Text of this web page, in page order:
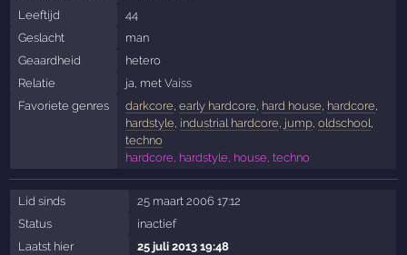
Leeftijd
44
Geslacht
man
Geaardheid
hetero
Relatie
ja, met Vaiss
Favoriete genres
darkcore early hardcore hard house hardcore
hardstyle industrial hardcore jump, oldschool
techno
hardcore, hardstyle, house, techno
Lid sinds
25 maart 2006 17:12
Status
inactief
Laatst hier
25 juli 2013 19:48